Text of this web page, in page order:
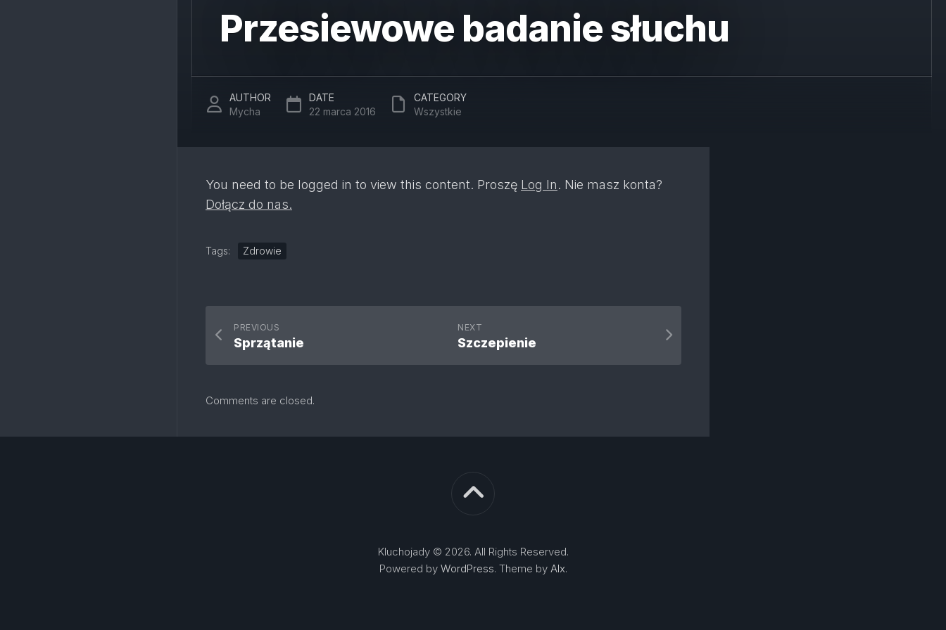
Przesiewowe badanie słuchu
AUTHOR
Mycha
DATE
22 marca 2016
CATEGORY
Wszystkie
You need to be logged in to view this content. Proszę Log In. Nie masz konta?
Dołącz do nas.
Tags: Zdrowie
NEXT
Szczepienie
PREVIOUS
Sprzątanie
Comments are closed.
Kluchojady © 2026. All Rights Reserved.
Powered by WordPress. Theme by Alx.